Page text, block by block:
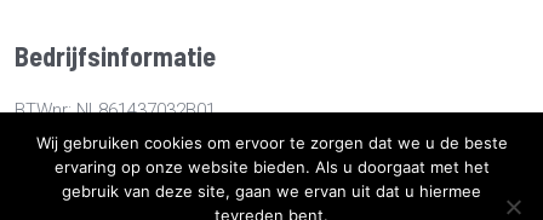
Bedrijfsinformatie
BTWnr: NL861437032B01
KvKnr: 78527112
Wij gebruiken cookies om ervoor te zorgen dat we u de beste
ervaring op onze website bieden. Als u doorgaat met het
gebruik van deze site, gaan we ervan uit dat u hiermee
tevreden bent.